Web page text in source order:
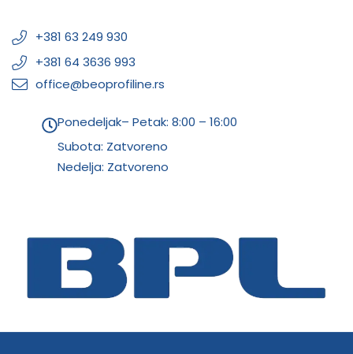
+381 63 249 930
+381 64 3636 993
office@beoprofiline.rs
Ponedeljak– Petak: 8:00 – 16:00
Subota: Zatvoreno
Nedelja: Zatvoreno